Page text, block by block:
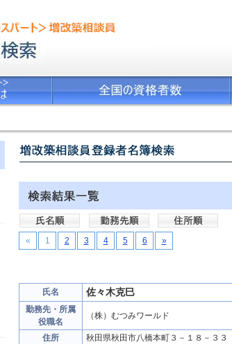
« 1 2 3 4 5 6 »
氏名 佐々木克巳
勤務先・所属
役職名
（株）むつみワールド
住所 秋田県秋田市八橋本町３－１８－３３